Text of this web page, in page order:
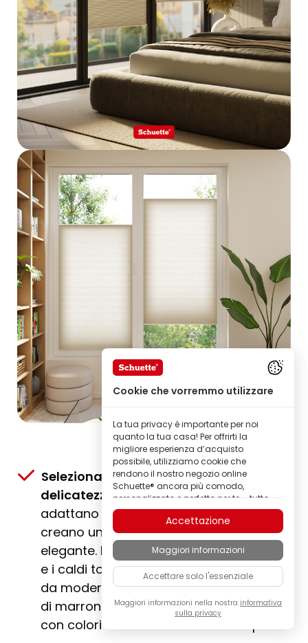
Selezionati con cura e tinti con
delicatezza: colori dei tessuti che si
adattano a qualsiasi arredamento e
creano una decorazione della finestra
elegante. Le luminose tonalità di bianco
e i caldi toni beige sono accompagnati
da moderni toni di grigio e classici toni
di marrone, a cui aggiungiamo accenti
con colori di tendenza dal forte impatto.
Cookie che vorremmo utilizzare
La tua privacy è importante per noi
quanto la tua casa! Per offrirti la
migliore esperienza d’acquisto
possibile, utilizziamo cookie che
rendono il nostro negozio online
Schuette® ancora più comodo,
personalizzato e perfetto per te – tutto
per permetterti di scoprire prodotti del
marchio Schuette® della migliore
qualità.
Alcuni di questi cookie sono necessari
per il corretto funzionamento del nostro
negozio Schuette®; altri ci consentono di
personalizzare i contenuti e gli annunci
in base ai tuoi interessi, oppure di
analizzare in modo completamente
anonimo il comportamento dei
Accettazione
Maggiori informazioni
Accettare solo l'essenziale
Maggiori informazioni nella nostra informativa
sulla privacy